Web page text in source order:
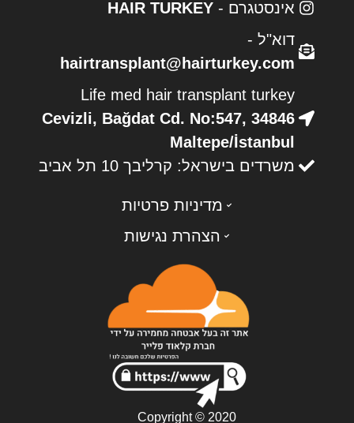
אינסטגרם - HAIR TURKEY
דוא"ל -
hairtransplant@hairturkey.com
Life med hair transplant turkey
Cevizli, Bağdat Cd. No:547, 34846
Maltepe/İstanbul
משרדים בישראל: קרליבך 10 תל אביב
מדיניות פרטיות
הצהרת נגישות
Copyright © 2020